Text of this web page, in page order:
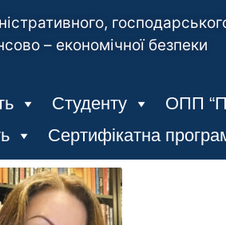
– економічної безпеки
Студенту ОПП
Сертифікатна